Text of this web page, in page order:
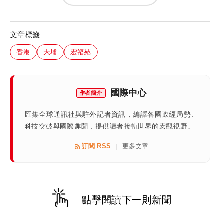
文章標籤
香港 大埔 宏福苑
作者簡介 國際中心
匯集全球通訊社與駐外記者資訊，編譯各國政經局勢、
科技突破與國際趣聞，提供讀者接軌世界的宏觀視野。
訂閱 RSS | 更多文章
點擊閱讀下一則新聞